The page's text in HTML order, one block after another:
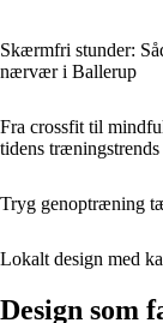
Skærmfri stunder:
nærvær i Ballerup
Fra crossfit til
tidens træningstrends
Tryg genoptræning
Lokalt design med
Design som